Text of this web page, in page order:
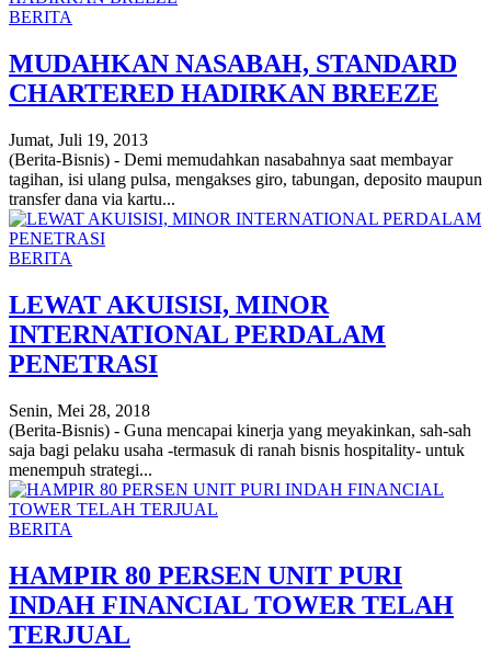
BERITA
MUDAHKAN NASABAH, STANDARD
CHARTERED HADIRKAN BREEZE
Jumat, Juli 19, 2013
(Berita-Bisnis) - Demi memudahkan nasabahnya saat membayar
tagihan, isi ulang pulsa, mengakses giro, tabungan, deposito maupun
transfer dana via kartu...
BERITA
LEWAT AKUISISI, MINOR
INTERNATIONAL PERDALAM
PENETRASI
Senin, Mei 28, 2018
(Berita-Bisnis) - Guna mencapai kinerja yang meyakinkan, sah-sah
saja bagi pelaku usaha -termasuk di ranah bisnis hospitality- untuk
menempuh strategi...
BERITA
HAMPIR 80 PERSEN UNIT PURI
INDAH FINANCIAL TOWER TELAH
TERJUAL